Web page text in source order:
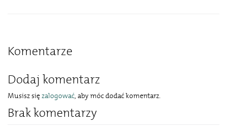
Komentarze
Dodaj komentarz
Musisz sięzalogować, aby móc dodać komentarz.
Brak komentarzy